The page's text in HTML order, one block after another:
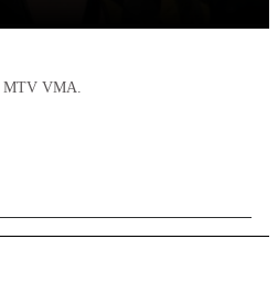
MTV VMA.